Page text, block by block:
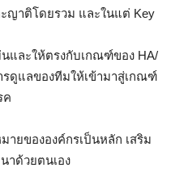
ญาติโดยรวม และในแต่ Key
นและให้ตรงกับเกณฑ์ของ HA/
รดูแลของทีมให้เข้ามาสู่เกณฑ์
ค
ายขององค์กรเป็นหลัก เสริม
าด้วยตนเอง